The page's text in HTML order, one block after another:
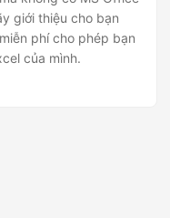
giới thiệu cho bạn
phí cho phép bạn
của mình.